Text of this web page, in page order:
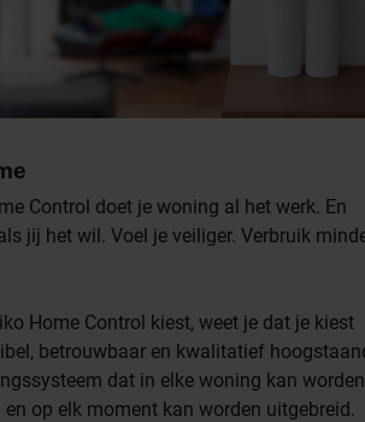
Control doet je woning al het werk. En
jij het wil. Voel je veiliger. Verbruik
Home Control kiest, weet je dat je kiest
betrouwbaar en kwalitatief
dat in elke woning kan worden
en op elk moment kan worden uitgebreid.